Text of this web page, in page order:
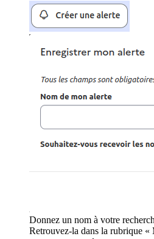
Donnez un nom à votre
Retrouvez-la dans la rubrique «